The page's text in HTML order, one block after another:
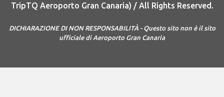
TripTQ Aeroporto Gran Canaria) / All Rights Reserved.
DICHIARAZIONE DI NON RESPONSABILITÀ - Questo sito non è il sito
ufficiale di Aeroporto Gran Canaria